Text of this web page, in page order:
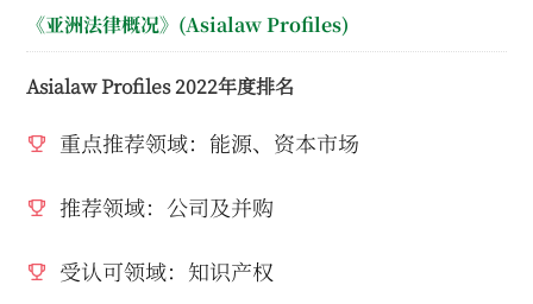
《亚洲法律概况》(Asialaw Profiles)
Asialaw Profiles 2022年度排名
重点推荐领域：能源、资本市场
推荐领域：公司及并购
受认可领域：知识产权